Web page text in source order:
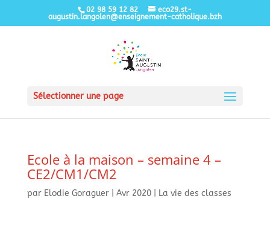
02 98 59 12 82
eco29.st-
augustin.langolen@enseignement-catholique.bzh
Sélectionner une page
Ecole à la maison – semaine 4 –
CE2/CM1/CM2
par Elodie Goraguer| Avr 2020| La vie des classes